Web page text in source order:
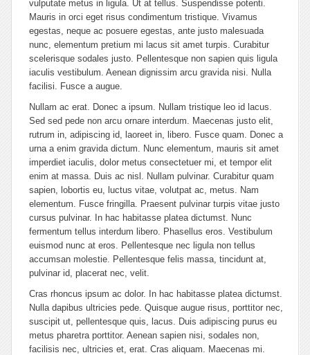
vulputate metus in ligula. Ut at tellus. Suspendisse potenti.
Mauris in orci eget risus condimentum tristique. Vivamus
egestas, neque ac posuere egestas, ante justo malesuada
nunc, elementum pretium mi lacus sit amet turpis. Curabitur
scelerisque sodales justo. Pellentesque non sapien quis ligula
iaculis vestibulum. Aenean dignissim arcu gravida nisi. Nulla
facilisi. Fusce a augue.
Nullam ac erat. Donec a ipsum. Nullam tristique leo id lacus.
Sed sed pede non arcu ornare interdum. Maecenas justo elit,
rutrum in, adipiscing id, laoreet in, libero. Fusce quam. Donec a
urna a enim gravida dictum. Nunc elementum, mauris sit amet
imperdiet iaculis, dolor metus consectetuer mi, et tempor elit
enim at massa. Duis ac nisl. Nullam pulvinar. Curabitur quam
sapien, lobortis eu, luctus vitae, volutpat ac, metus. Nam
elementum. Fusce fringilla. Praesent pulvinar turpis vitae justo
cursus pulvinar. In hac habitasse platea dictumst. Nunc
fermentum tellus interdum libero. Phasellus eros. Vestibulum
euismod nunc at eros. Pellentesque nec ligula non tellus
accumsan molestie. Pellentesque felis massa, tincidunt at,
pulvinar id, placerat nec, velit.
Cras rhoncus ipsum ac dolor. In hac habitasse platea dictumst.
Nulla dapibus ultricies pede. Quisque augue risus, porttitor nec,
suscipit ut, pellentesque quis, lacus. Duis adipiscing purus eu
metus pharetra porttitor. Aenean sapien nisi, sodales non,
facilisis nec, ultricies et, erat. Cras aliquam. Maecenas mi.